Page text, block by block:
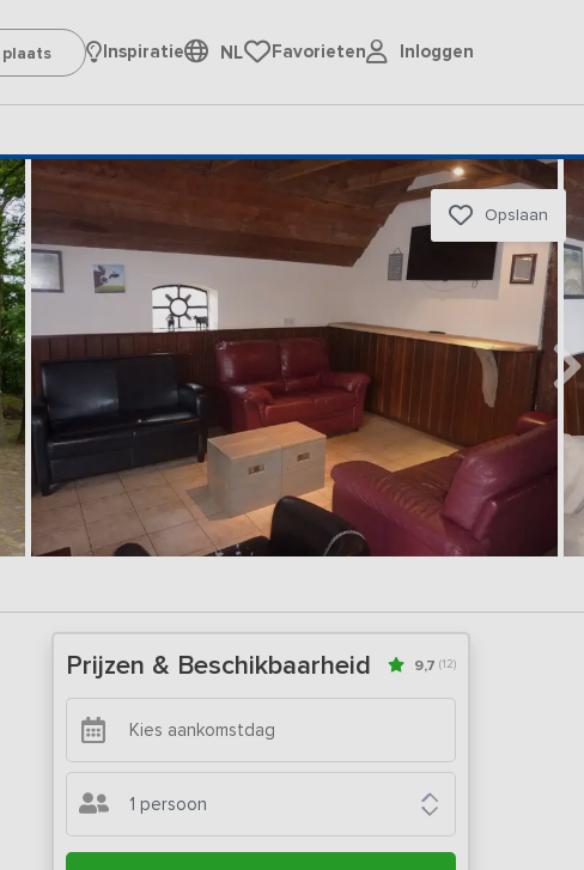
Inspiratie NL Favorieten Inloggen
Opslaan
Prijzen & Beschikbaarheid 9,7 (12)
1 persoon